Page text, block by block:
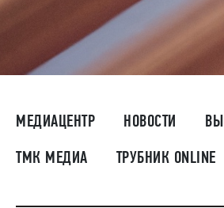
МЕДИАЦЕНТР НОВОСТИ
ТМК МЕДИА ТРУБНИК ONLINE